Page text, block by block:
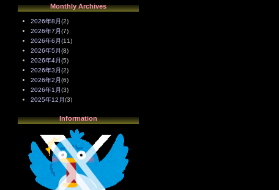
Monthly Archives
2026年8月(2)
2026年7月(7)
2026年6月(11)
2026年5月(8)
2026年4月(5)
2026年3月(2)
2026年2月(6)
2026年1月(3)
2025年12月(3)
2025年10月(3)
2025年8月 (3)
2025年7月(2)
2025年6月(1)
2025年5月
(7)
2025年4月(2)
2025年3月 (8)
Information